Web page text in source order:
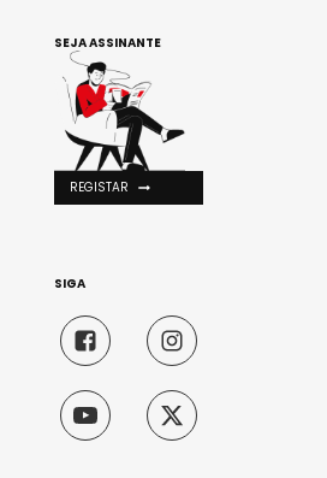
SEJA ASSINANTE
REGISTAR
SIGA